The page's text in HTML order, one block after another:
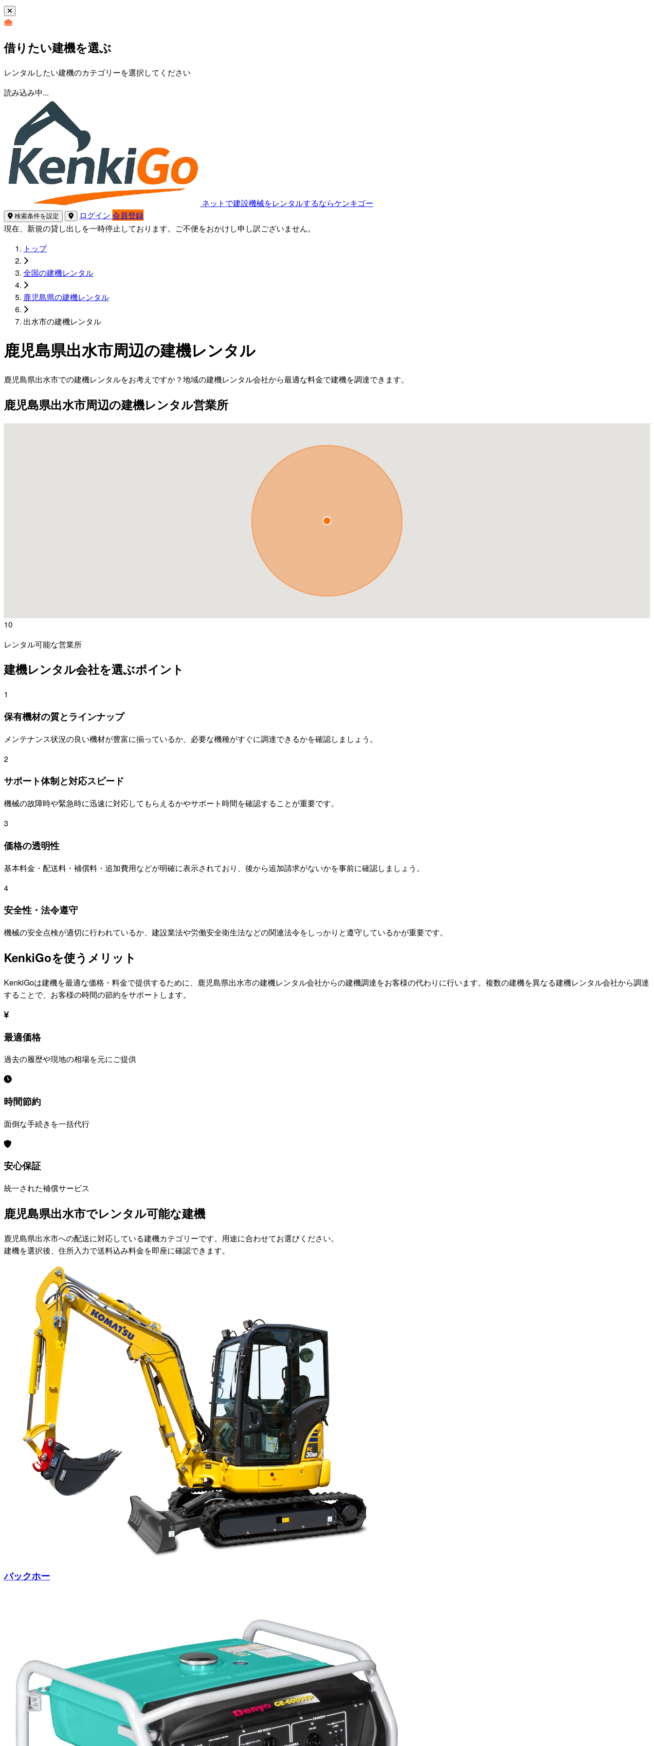
借りたい建機を選ぶ
レンタルしたい建機のカテゴリーを選択してください
読み込み中...
ネットで建設機械をレンタルするならケンキゴー
検索条件を設定 ログイン 会員登録
現在、新規の貸し出しを一時停止しております。ご不便をおかけし申し訳ございません。
トップ
全国の建機レンタル
鹿児島県の建機レンタル
出水市の建機レンタル
鹿児島県出水市周辺の建機レンタル
鹿児島県出水市での建機レンタルをお考えですか？地域の建機レンタル会社から最適な料金で建機を調達できます。
鹿児島県出水市周辺の建機レンタル営業所
10
レンタル可能な営業所
建機レンタル会社を選ぶポイント
1
保有機材の質とラインナップ
メンテナンス状況の良い機材が豊富に揃っているか、必要な機種がすぐに調達できるかを確認しましょう。
2
サポート体制と対応スピード
機械の故障時や緊急時に迅速に対応してもらえるかやサポート時間を確認することが重要です。
3
価格の透明性
基本料金・配送料・補償料・追加費用などが明確に表示されており、後から追加請求がないかを事前に確認しましょう。
4
安全性・法令遵守
機械の安全点検が適切に行われているか、建設業法や労働安全衛生法などの関連法令をしっかりと遵守しているかが重要です。
KenkiGoを使うメリット
KenkiGoは建機を最適な価格・料金で提供するために、 鹿児島県出水市の建機レンタル会社からの建機調達をお客様の代わりに行います。複数の建機を異なる建機レンタル会社から調達
することで、お客様の時間の節約をサポートします。
最適価格
過去の履歴や現地の相場を元にご提供
時間節約
面倒な手続きを一括代行
安心保証
統一された補償サービス
鹿児島県出水市でレンタル可能な建機
鹿児島県出水市への配送に対応している建機カテゴリーです。用途に合わせてお選びください。
建機を選択後、住所入力で送料込み料金を即座に確認できます。
バックホー